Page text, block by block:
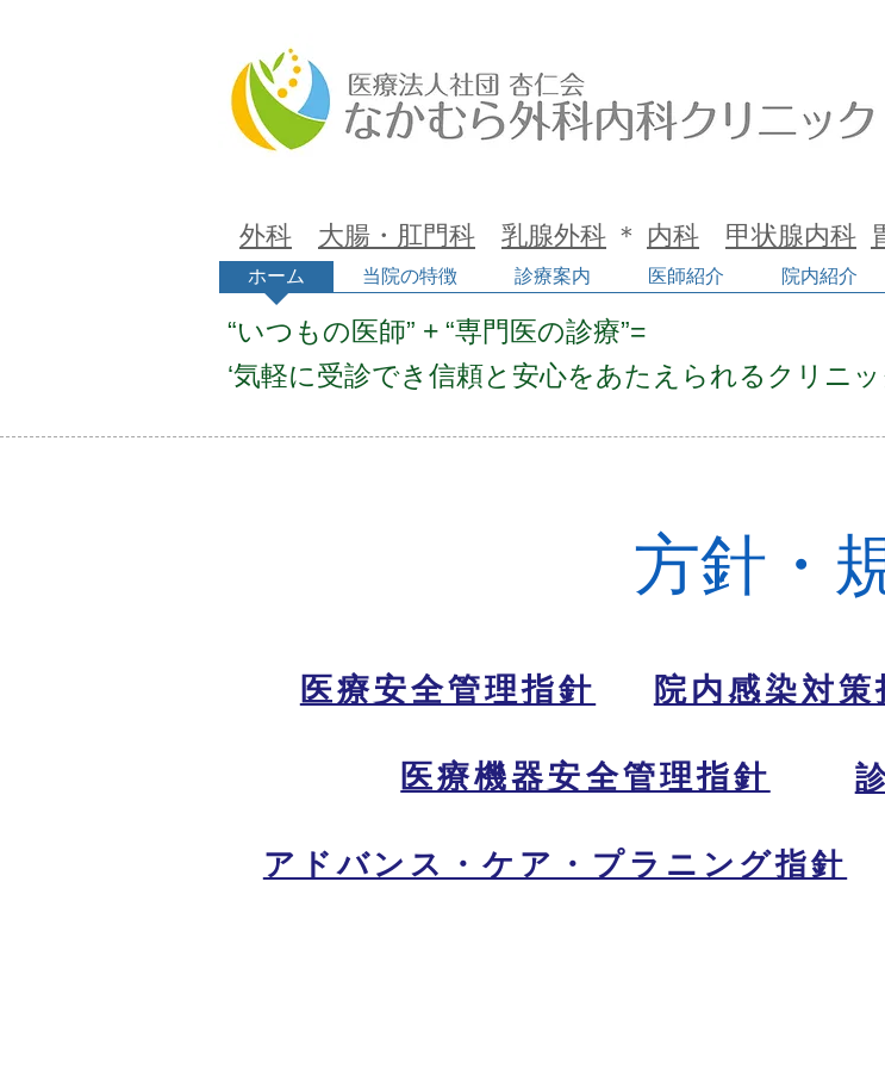
なかむら外科内科クリニック
外科 大腸・肛門科 乳腺外科 ＊ 内科 甲状腺内科
病院 中村外科医院 痔 福島市 福島県 内視鏡 整形外科 皮膚科 中村泉 専門医 評判良い 上手 やさしい 超音波検査 検診 認知症 在宅 訪問診療 丁寧 痔瘻 おしり 出血 癌
かかりつけ 新設 予防接種 セカンドオピニオ
談 便秘 下痢 腹痛 しこり 乳房 動悸 息切れ
痛 打撲 痛み 頭痛 風邪 インフルエンザ ワ
検 きれい 市内 救急 スタッフ募集 高給 働き
ホーム 当院の特徴 診療案内 医師紹介 院内紹介
“いつもの医師” + “専門医の診療”=
‘気軽に受診でき信頼と安心をあたえられるクリニ
方針・
医療安全管理指針 院内感染対策
医療機器安全管理指針
アドバンス・ケア・プラニング指針